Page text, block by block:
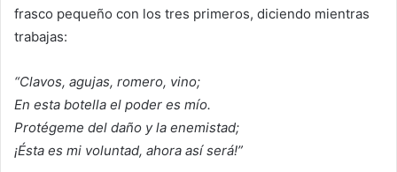
frasco pequeño con los tres primeros, diciendo mientras
trabajas:
“Clavos, agujas, romero, vino;
En esta botella el poder es mío.
Protégeme del daño y la enemistad;
¡Ésta es mi voluntad, ahora así será!”